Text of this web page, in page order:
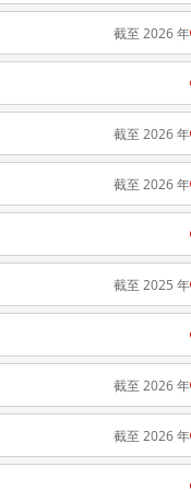
截至 2026 年
截至 2026 年
截至 2026 年
截至 2025 年
截至 2026 年
截至 2026 年